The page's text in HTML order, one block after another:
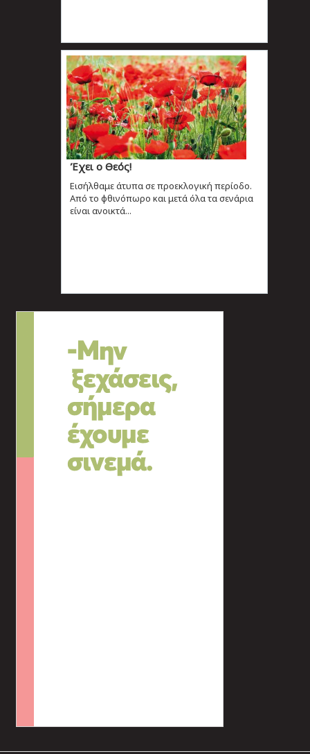
Έχει ο Θεός!
Εισήλθαμε άτυπα σε προεκλογική περίοδο.
Από το φθινόπωρο και μετά όλα τα σενάρια
είναι ανοικτά...